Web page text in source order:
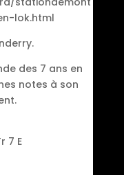
lok.html
des 7 ans en
notes à son
7 E